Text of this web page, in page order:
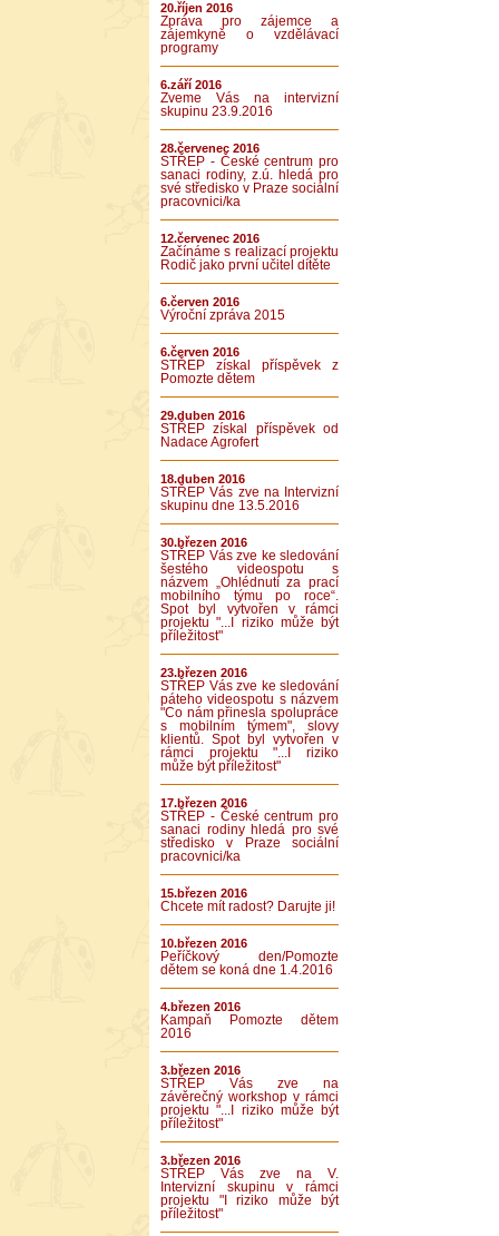
20.říjen 2016
Zpráva pro zájemce a
zájemkyně o vzdělávací
programy
6.září 2016
Zveme Vás na intervizní
skupinu 23.9.2016
28.červenec 2016
STŘEP - České centrum pro
sanaci rodiny, z.ú. hledá pro
své středisko v Praze sociální
pracovnici/ka
12.červenec 2016
Začínáme s realizací projektu
Rodič jako první učitel dítěte
6.červen 2016
Výroční zpráva 2015
6.červen 2016
STŘEP získal příspěvek z
Pomozte dětem
29.duben 2016
STŘEP získal příspěvek od
Nadace Agrofert
18.duben 2016
STŘEP Vás zve na Intervizní
skupinu dne 13.5.2016
30.březen 2016
STŘEP Vás zve ke sledování
šestého videospotu s
názvem „Ohlédnutí za prací
mobilního týmu po roce“.
Spot byl vytvořen v rámci
projektu "...I riziko může být
příležitost"
23.březen 2016
STŘEP Vás zve ke sledování
páteho videospotu s názvem
"Co nám přinesla spolupráce
s mobilním týmem", slovy
klientů. Spot byl vytvořen v
rámci projektu "...I riziko
může být příležitost"
17.březen 2016
STŘEP - České centrum pro
sanaci rodiny hledá pro své
středisko v Praze sociální
pracovnici/ka
15.březen 2016
Chcete mít radost? Darujte ji!
10.březen 2016
Peříčkový den/Pomozte
dětem se koná dne 1.4.2016
4.březen 2016
Kampaň Pomozte dětem
2016
3.březen 2016
STŘEP Vás zve na
závěrečný workshop v rámci
projektu "...I riziko může být
příležitost"
3.březen 2016
STŘEP Vás zve na V.
Intervizní skupinu v rámci
projektu "I riziko může být
příležitost"